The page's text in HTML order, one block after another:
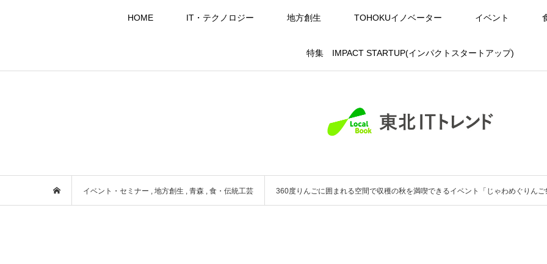
HOME IT・テクノロジー 地方創生 TOHOKUイノベーター イベント
特集 IMPACT STARTUP(インパクトスタートアップ)
イベント・セミナー 地方創生 青森 食・伝統工芸 360度りんごに囲まれる空間で収穫の秋を満喫できるイベント「じゃわめぐりん